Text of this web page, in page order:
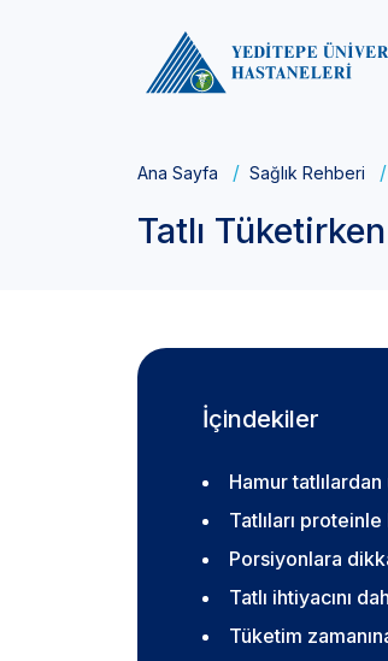
Ana Sayfa Sağlık Rehberi
Tatlı
İçindekiler
Hamur
Tatlıları
Porsiyonlara
Tatlı ihtiyacını
Tüketim